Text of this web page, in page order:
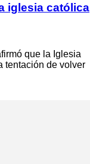
iglesia católica
que la Iglesia
tentación de volver